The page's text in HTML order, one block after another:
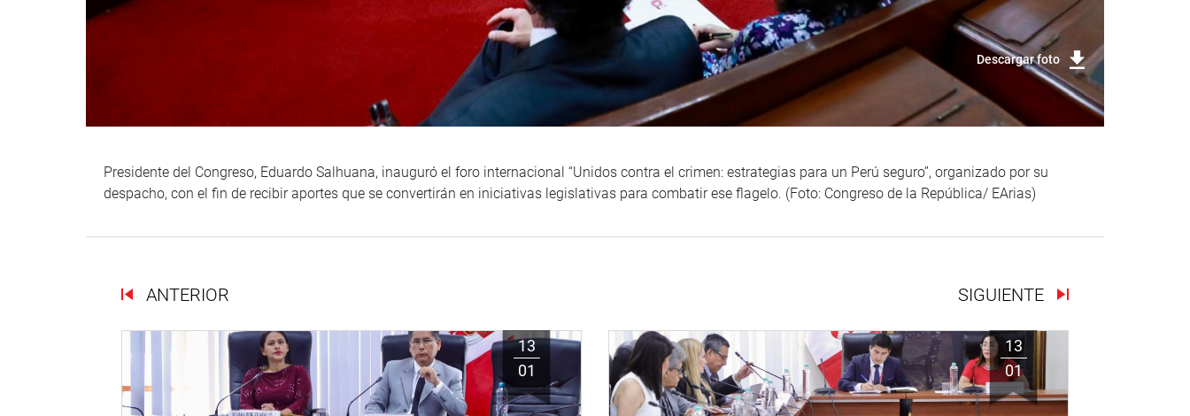
Descargar foto
Presidente del Congreso, Eduardo Salhuana, inauguró el foro internacional “Unidos contra el crimen: estrategias para un Perú seguro”, organizado por su
despacho, con el fin de recibir aportes que se convertirán en iniciativas legislativas para combatir ese flagelo. (Foto: Congreso de la República/ EArias)
ANTERIOR SIGUIENTE
13
01
13
01